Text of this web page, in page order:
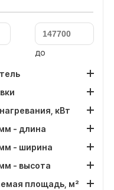
до
кВт
- длина
- ширина
- высота
площадь, м²